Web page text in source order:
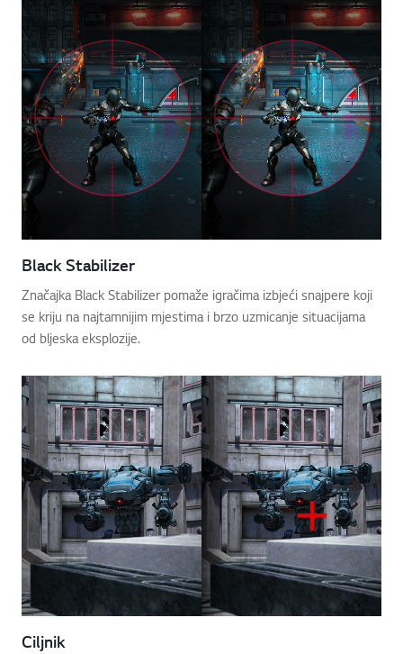
Black Stabilizer
Značajka Black Stabilizer pomaže igračima izbjeći snajpere koji
se kriju na najtamnijim mjestima i brzo uzmicanje situacijama
od bljeska eksplozije.
Ciljnik